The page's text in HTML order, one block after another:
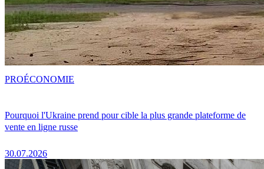
Pourquoi l'Ukraine prend pour cible la plus grande plateforme de
vente en ligne russe
30.07.2026
PROÉCONOMIE